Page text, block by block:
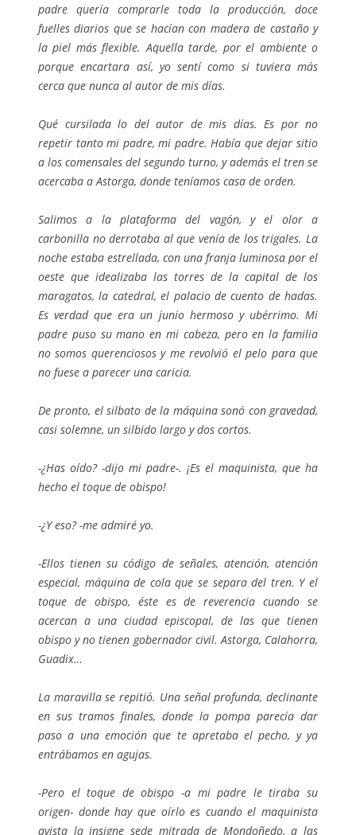
padre quería comprarle toda la producción, doce
fuelles diarios que se hacían con madera de castaño y
la piel más flexible. Aquella tarde, por el ambiente o
porque encartara así, yo sentí como si tuviera más
cerca que nunca al autor de mis días.
Qué cursilada lo del autor de mis días. Es por no
repetir tanto mi padre, mi padre. Había que dejar sitio
a los comensales del segundo turno, y además el tren se
acercaba a Astorga, donde teníamos casa de orden.
Salimos a la plataforma del vagón, y el olor a
carbonilla no derrotaba al que venía de los trigales. La
noche estaba estrellada, con una franja luminosa por el
oeste que idealizaba las torres de la capital de los
maragatos, la catedral, el palacio de cuento de hadas.
Es verdad que era un junio hermoso y ubérrimo. Mi
padre puso su mano en mi cabeza, pero en la familia
no somos querenciosos y me revolvió el pelo para que
no fuese a parecer una caricia.
De pronto, el silbato de la máquina sonó con gravedad,
casi solemne, un silbido largo y dos cortos.
-¿Has oído? -dijo mi padre-. ¡Es el maquinista, que ha
hecho el toque de obispo!
-¿Y eso? -me admiré yo.
-Ellos tienen su código de señales, atención, atención
especial, máquina de cola que se separa del tren. Y el
toque de obispo, éste es de reverencia cuando se
acercan a una ciudad episcopal, de las que tienen
obispo y no tienen gobernador civil. Astorga, Calahorra,
Guadix…
La maravilla se repitió. Una señal profunda, declinante
en sus tramos finales, donde la pompa parecía dar
paso a una emoción que te apretaba el pecho, y ya
entrábamos en agujas.
-Pero el toque de obispo -a mi padre le tiraba su
origen- donde hay que oírlo es cuando el maquinista
avista la insigne sede mitrada de Mondoñedo, a las